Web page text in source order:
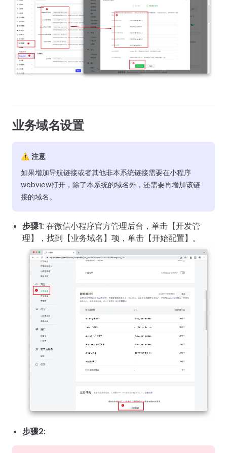
业务域名设置
⚠ 注意
如果增加导航链接或者其他非本系统链接需要在小程序
webview打开，除了本系统的域名外，还需要再增加该链
接的域名。
步骤1: 在微信小程序官方管理后台，单击【开发管
理】，找到【业务域名】项，单击【开始配置】。
步骤2: